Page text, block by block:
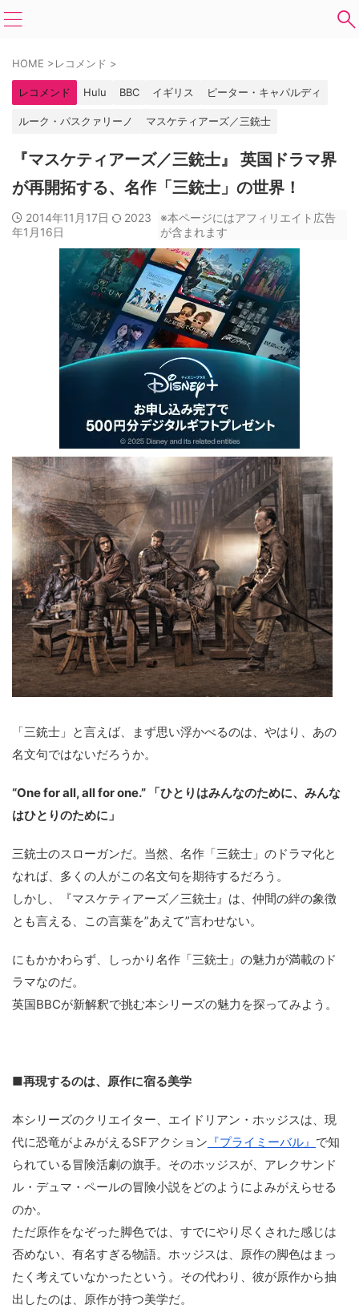
HOME >レコメンド >
レコメンド Hulu BBC イギリス ピーター・キャパルディ
ルーク・パスクァリーノ マスケティアーズ／三銃士
『マスケティアーズ／三銃士』 英国ドラマ界
が再開拓する、名作「三銃士」の世界！
2014年11月17日
2023
年1月16日
※本ページにはアフィリエイト広告
が含まれます
「三銃士」と言えば、まず思い浮かべるのは、やはり、あの
名文句ではないだろうか。
“One for all, all for one.” 「ひとりはみんなのために、みんな
はひとりのために」
三銃士のスローガンだ。当然、名作「三銃士」のドラマ化と
なれば、多くの人がこの名文句を期待するだろう。
しかし、『マスケティアーズ／三銃士』は、仲間の絆の象徴
とも言える、この言葉を”あえて”言わせない。
にもかかわらず、しっかり名作「三銃士」の魅力が満載のド
ラマなのだ。
英国BBCが新解釈で挑む本シリーズの魅力を探ってみよう。
■再現するのは、原作に宿る美学
本シリーズのクリエイター、エイドリアン・ホッジスは、現
代に恐竜がよみがえるSFアクション 『プライミーバル』 で知
られている冒険活劇の旗手。そのホッジスが、アレクサンド
ル・デュマ・ペールの冒険小説をどのようによみがえらせる
のか。
ただ原作をなぞった脚色では、すでにやり尽くされた感じは
否めない、有名すぎる物語。ホッジスは、原作の脚色はまっ
たく考えていなかったという。その代わり、彼が原作から抽
出したのは、原作が持つ美学だ。